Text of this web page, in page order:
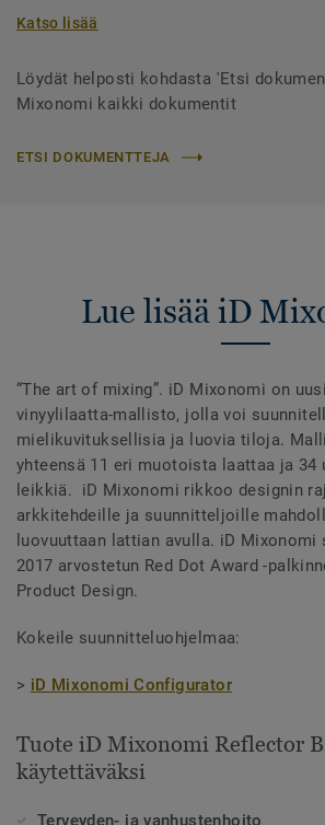
Katso lisää
Löydät helposti kohdasta 'Etsi
Mixonomi kaikki dokumentit
ETSI DOKUMENTTEJA
Lue lisää iD
“The art of mixing”. iD Mixonomi on
vinyylilaatta-mallisto, jolla voi
mielikuvituksellisia ja luovia tiloja.
yhteensä 11 eri muotoista laattaa ja 34
leikkiä. iD Mixonomi rikkoo designin
arkkitehdeille ja suunnitteljoille
luovuuttaan lattian avulla. iD Mixonomi
2017 arvostetun Red Dot Award -
Product Design.
Kokeile suunnitteluohjelmaa:
> iD Mixonomi Configurator
Tuote iD Mixonomi Reflector
käytettäväksi